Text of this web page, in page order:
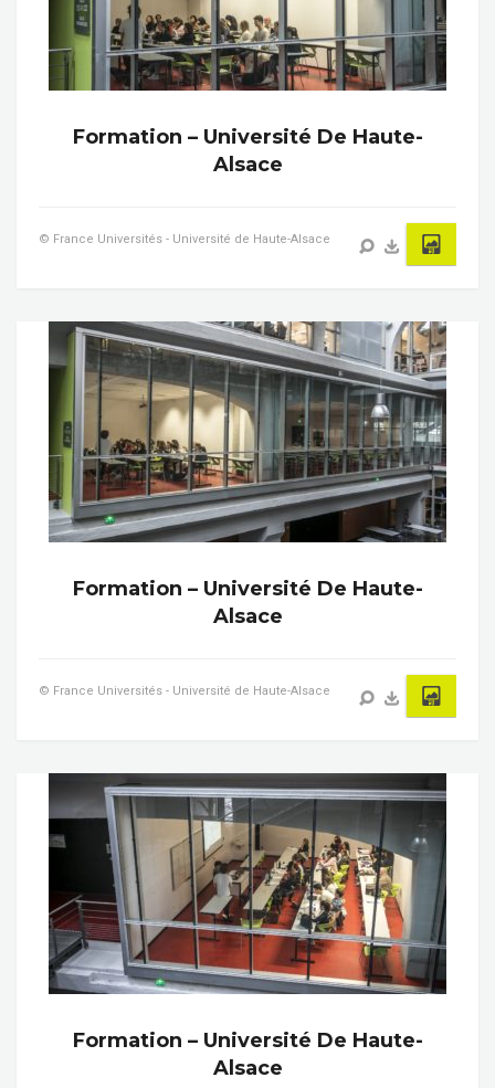
Formation – Université De Haute-
Alsace
© France Universités - Université de Haute-Alsace
Formation – Université De Haute-
Alsace
© France Universités - Université de Haute-Alsace
Formation – Université De Haute-
Alsace